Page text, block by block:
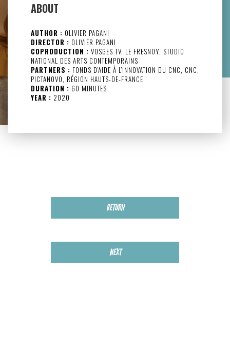
ABOUT
AUTHOR : OLIVIER PAGANI
DIRECTOR : OLIVIER PAGANI
COPRODUCTION : VOSGES TV, LE FRESNOY, STUDIO
NATIONAL DES ARTS CONTEMPORAINS
PARTNERS : FONDS D’AIDE À L’INNOVATION DU CNC, CNC,
PICTANOVO, RÉGION HAUTS-DE-FRANCE
DURATION : 60 MINUTES
YEAR : 2020
RETURN
NEXT